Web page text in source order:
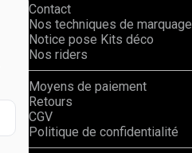
Contact
Nos techniques de marquage
Notice pose Kits déco
Nos riders
Moyens de paiement
Retours
CGV
Politique de confidentialité